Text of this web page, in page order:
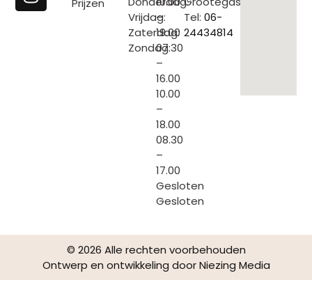
Prijzen
Vrijdag:
Zaterdag:
Zondag:
–
19.00
07.30
–
16.00
10.00
–
18.00
08.30
–
17.00
Gesloten
Gesloten
Tel:06-
24434814
© 2026 Alle rechten voorbehouden
Ontwerp en ontwikkeling doorNiezing Media